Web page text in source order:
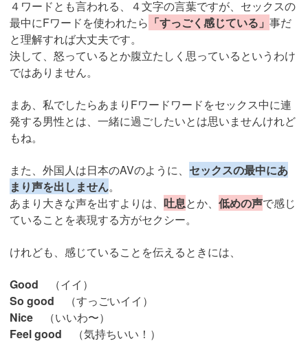
４ワードとも言われる、４文字の言葉ですが、セックスの
最中にFワードを使われたら 「すっごく感じている」 事だ
と理解すれば大丈夫です。
決して、怒っているとか腹立たしく思っているというわけ
ではありません。
まあ、私でしたらあまりFワードワードをセックス中に連
発する男性とは、一緒に過ごしたいとは思いませんけれど
もね。
また、外国人は日本のAVのように、 セックスの最中にあ
まり声を出しません。
あまり大きな声を出すよりは、 吐息とか、 低めの声で感じ
ていることを表現する方がセクシー。
けれども、感じていることを伝えるときには、
Good （イイ）
So good （すっごいイイ）
Nice （いいわ〜）
Feel good （気持ちいい！）